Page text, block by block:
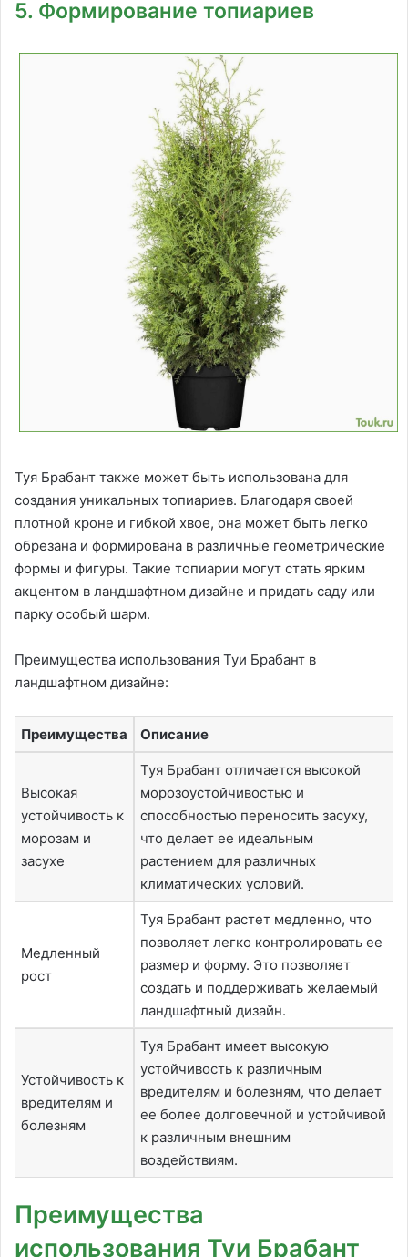
5. Формирование топиариев
Туя Брабант также может быть использована для
создания уникальных топиариев. Благодаря своей
плотной кроне и гибкой хвое, она может быть легко
обрезана и формирована в различные геометрические
формы и фигуры. Такие топиарии могут стать ярким
акцентом в ландшафтном дизайне и придать саду или
парку особый шарм.
Преимущества использования Туи Брабант в
ландшафтном дизайне:
Преимущества Описание
Высокая
устойчивость к
морозам и
засухе
Туя Брабант отличается высокой
морозоустойчивостью и
способностью переносить засуху,
что делает ее идеальным
растением для различных
климатических условий.
Медленный
рост
Туя Брабант растет медленно, что
позволяет легко контролировать ее
размер и форму. Это позволяет
создать и поддерживать желаемый
ландшафтный дизайн.
Устойчивость к
вредителям и
болезням
Туя Брабант имеет высокую
устойчивость к различным
вредителям и болезням, что делает
ее более долговечной и устойчивой
к различным внешним
воздействиям.
Преимущества
использования Туи Брабант